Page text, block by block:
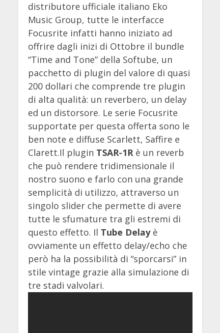
distributore ufficiale italiano Eko
Music Group, tutte le interfacce
Focusrite infatti hanno iniziato ad
offrire dagli inizi di Ottobre il bundle
“Time and Tone” della Softube, un
pacchetto di plugin del valore di quasi
200 dollari che comprende tre plugin
di alta qualità: un reverbero, un delay
ed un distorsore. Le serie Focusrite
supportate per questa offerta sono le
ben note e diffuse Scarlett, Saffire e
Clarett.Il plugin TSAR-1Rè un reverb
che può rendere tridimensionale il
nostro suono e farlo con una grande
semplicità di utilizzo, attraverso un
singolo slider che permette di avere
tutte le sfumature tra gli estremi di
questo effetto. Il Tube Delayè
ovviamente un effetto delay/echo che
però ha la possibilità di “sporcarsi” in
stile vintage grazie alla simulazione di
tre stadi valvolari.